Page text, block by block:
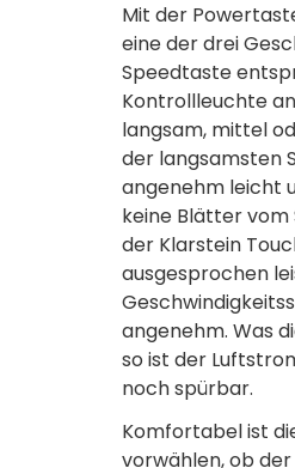
Mit der
eine der drei
Speedtaste
Kontrollleuchte
langsam, mittel
der langsamsten
angenehm leicht
keine­ Blätter
der Klarstein
ausgesprochen
angenehm. Was
so ist der
noch spürbar.
Komfortabel ist
vorwählen, ob